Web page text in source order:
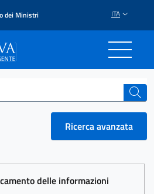
dei Ministri ITA
- Il portale cerca
Ricerca avanzata
delle informazioni